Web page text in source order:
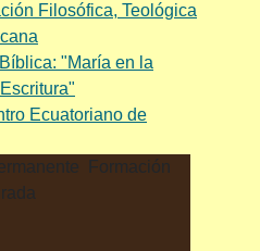
Filosófica, Teológica
"María en la
Ecuatoriano de
Formación